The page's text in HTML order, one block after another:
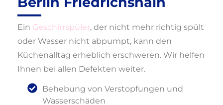
Ein Geschirrspüler, der nicht mehr richtig spült
oder Wasser nicht abpumpt, kann den
Küchenalltag erheblich erschweren. Wir helfen
Ihnen bei allen Defekten weiter.
Behebung von Verstopfungen und
Wasserschäden